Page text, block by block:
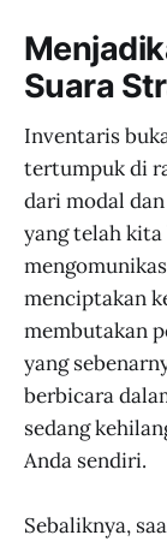
Suara
Inventaris
tertumpuk di
dari modal
yang telah kita
menciptakan
membutakan
yang
berbicara
sedang
Anda sendiri.
Sebaliknya,